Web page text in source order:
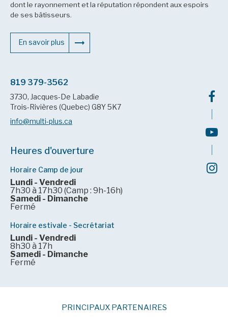
dont le rayonnement et la réputation répondent aux espoirs
de ses bâtisseurs.
En savoir plus
819 379-3562
3730, Jacques-De Labadie
Trois-Rivières (Quebec) G8Y 5K7
info@multi-plus.ca
Heures d'ouverture
Horaire Camp de jour
Lundi - Vendredi
7h30 à 17h30 (Camp : 9h-16h)
Samedi - Dimanche
Fermé
Horaire estivale - Secrétariat
Lundi - Vendredi
8h30 à 17h
Samedi - Dimanche
Fermé
PRINCIPAUX PARTENAIRES